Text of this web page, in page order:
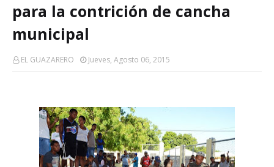
para la contrición de cancha
municipal
EL GUAZARERO Jueves, Agosto 06, 2015